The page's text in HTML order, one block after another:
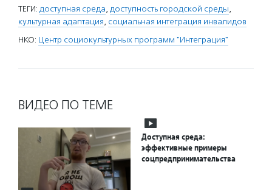
ТЕГИ: доступная среда, доступность городской среды,
культурная адаптация, социальная интеграция инвалидов
НКО: Центр социокультурных программ "Интеграция"
ВИДЕО ПО ТЕМЕ
Доступная среда:
эффективные примеры
соцпредпринимательства